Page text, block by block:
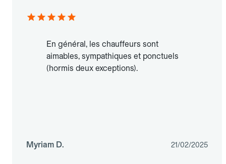
En général, les chauffeurs sont
aimables, sympathiques et ponctuels
(hormis deux exceptions).
Myriam D. 21/02/2025